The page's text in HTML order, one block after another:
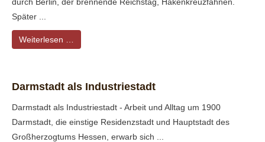
durch Berlin, der brennende Reichstag, Hakenkreuzfahnen.
Später ...
Weiterlesen …
Darmstadt als Industriestadt
Darmstadt als Industriestadt - Arbeit und Alltag um 1900
Darmstadt, die einstige Residenzstadt und Hauptstadt des
Großherzogtums Hessen, erwarb sich ...